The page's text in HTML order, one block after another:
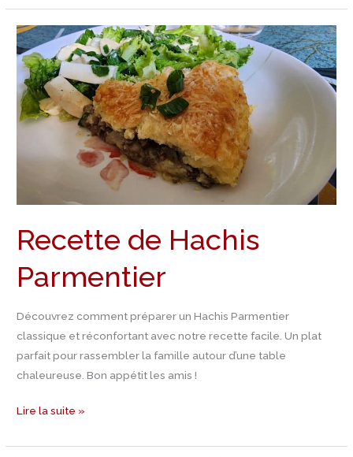
Recette de Hachis
Parmentier
Découvrez comment préparer un Hachis Parmentier
classique et réconfortant avec notre recette facile. Un plat
parfait pour rassembler la famille autour d’une table
chaleureuse. Bon appétit les amis !
Recette
de
Hachis
Parmentier
Lire la suite »